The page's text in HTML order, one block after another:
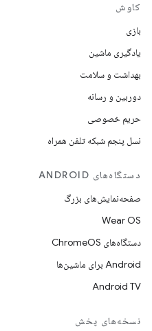
کاوش
بازی
یادگیری ماشین
بهداشت و سلامت
دوربین و رسانه
حریم خصوصی
نسل پنجم شبکه تلفن همراه
دستگاه‌های ANDROID
صفحه‌نمایش‌های بزرگ
Wear OS
دستگاه‌های ChromeOS
Android برای ماشین‌ها
Android TV
نسخه‌های پخش